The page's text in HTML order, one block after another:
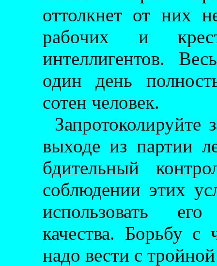
оттолкнет от них
рабочих и
интеллигентов.
один день
сотен человек.
Запротоколируйте
выходе из партии
бдительный
соблюдении этих
использовать
качества. Борьбу с
надо вести с